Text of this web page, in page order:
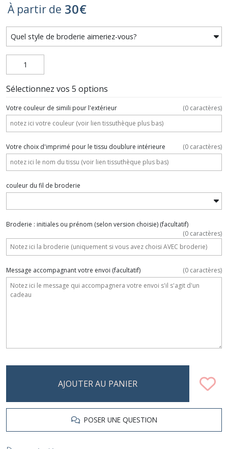
À partir de 30€
Sélectionnez vos 5 options
Votre couleur de simili pour l'extérieur (0 caractères)
Votre choix d'imprimé pour le tissu doublure intérieure (0 caractères)
couleur du fil de broderie
Broderie : initiales ou prénom (selon version choisie) (facultatif)
(0 caractères)
Message accompagnant votre envoi (facultatif) (0 caractères)
AJOUTER AU PANIER
POSER UNE QUESTION